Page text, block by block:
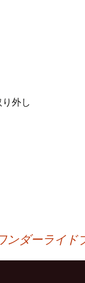
外し
ンダーライド